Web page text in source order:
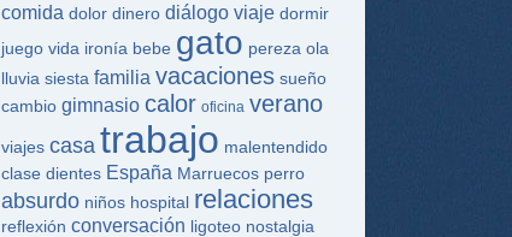
comida dolor dinero diálogo viaje dormir
juego vida ironía bebe gato pereza ola
lluvia siesta familia vacaciones sueño
cambio gimnasio calor oficina verano
viajes casa trabajo malentendido
clase dientes España Marruecos perro
absurdo niños hospital relaciones
reflexión conversación ligoteo nostalgia